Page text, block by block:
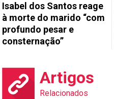
Isabel dos Santos reage
à morte do marido “com
profundo pesar e
consternação”
Artigos
Relacionados